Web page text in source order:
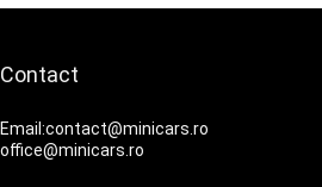
Contact
Email:contact@minicars.ro
office@minicars.ro